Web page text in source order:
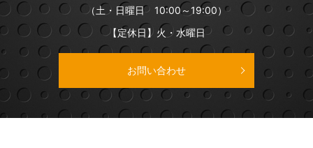
（土・日曜日 10:00～19:00）
【定休日】火・水曜日
お問い合わせ